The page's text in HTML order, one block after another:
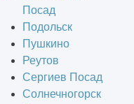
Посад
Подольск
Пушкино
Реутов
Сергиев Посад
Солнечногорск